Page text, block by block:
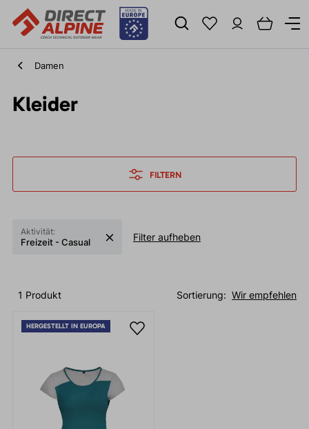
Damen
Kleider
FILTERN
Aktivität:
Freizeit - Casual Filter aufheben
Wir empfehlen
Sortierung:
1 Produkt
HERGESTELLT IN EUROPA